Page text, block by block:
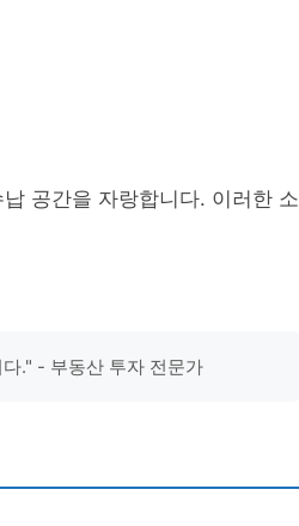
공간을 자랑합니다. 이러한 소
." - 부동산 투자 전문가